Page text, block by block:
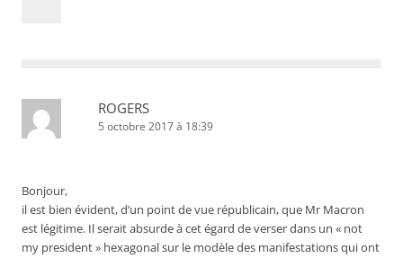
ROGERS
5 octobre 2017 à 18:39
Bonjour,
il est bien évident, d’un point de vue républicain, que Mr Macron
est légitime. Il serait absurde à cet égard de verser dans un « not
my president » hexagonal sur le modèle des manifestations qui ont